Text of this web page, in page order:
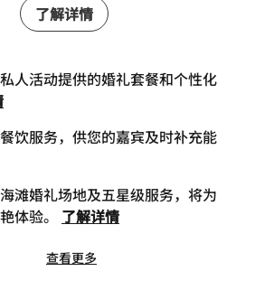
了解详情
人活动提供的婚礼套餐和个性化
饮服务，供您的嘉宾及时补充能
滩婚礼场地及五星级服务，将为
体验。
了解详情
查看更多